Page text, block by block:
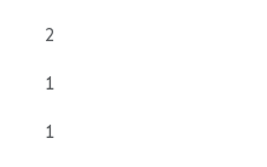
2
1
1